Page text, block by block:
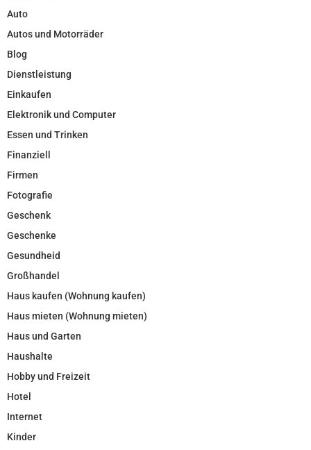
Auto
Autos und Motorräder
Blog
Dienstleistung
Einkaufen
Elektronik und Computer
Essen und Trinken
Finanziell
Firmen
Fotografie
Geschenk
Geschenke
Gesundheid
Großhandel
Haus kaufen (Wohnung kaufen)
Haus mieten (Wohnung mieten)
Haus und Garten
Haushalte
Hobby und Freizeit
Hotel
Internet
Kinder